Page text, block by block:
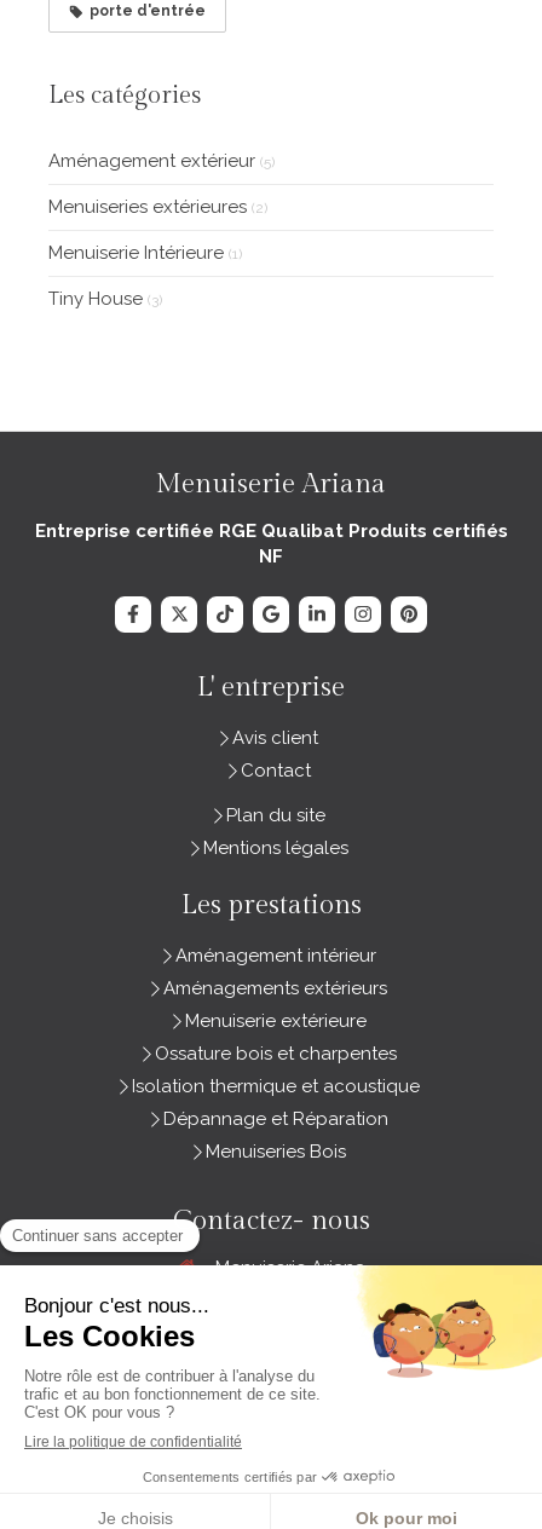
porte d'entrée
Les catégories
Aménagement extérieur (5)
Menuiseries extérieures (2)
Menuiserie Intérieure (1)
Tiny House (3)
Menuiserie Ariana
Entreprise certifiée RGE Qualibat Produits certifiés
NF
L' entreprise
Avis client
Contact
Plan du site
Mentions légales
Les prestations
Aménagement intérieur
Aménagements extérieurs
Menuiserie extérieure
Ossature bois et charpentes
Isolation thermique et acoustique
Dépannage et Réparation
Menuiseries Bois
Contactez- nous
Menuiserie Ariana
3 Zone Artisanale Les Groies
79260
Sainte-Néomaye
Afficher le téléphone
DEMANDEZ VOTRE DEVIS
Création et référencement du site par Simplébo